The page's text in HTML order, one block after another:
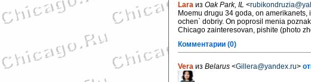
Lara из Oak Park, IL <
Moemu drugu 34 goda, on
ochen` dobriy. On poprosil menia
Chicago zainteresovan, pishite (photo
Комментарии (0)
Vera из Belarus <Gillera@yandex.ru>